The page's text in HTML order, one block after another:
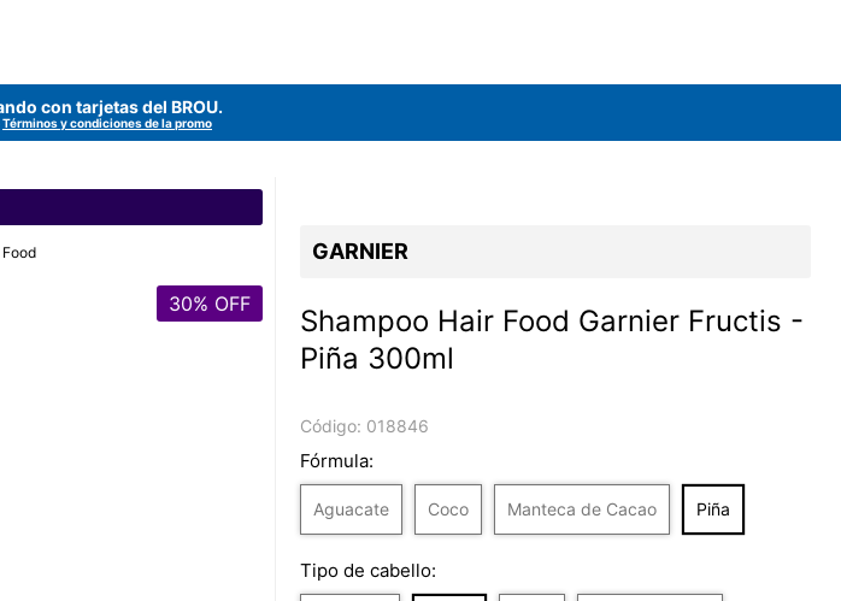
con tarjetas del BROU.
Términos y condiciones de la promo
30% OFF
GARNIER
Shampoo Hair Food Garnier Fructis -
Piña 300ml
Código: 018846
Fórmula:
Aguacate Coco Manteca de Cacao Piña
Tipo de cabello: